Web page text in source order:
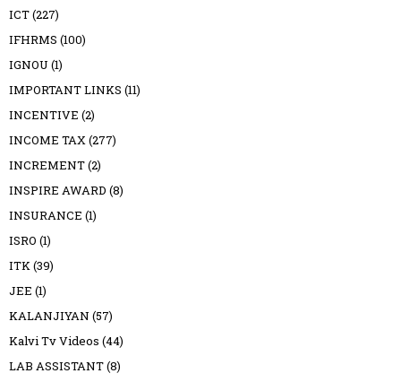
ICT(227)
IFHRMS (100)
IGNOU (1)
IMPORTANT LINKS (11)
INCENTIVE (2)
INCOME TAX(277)
INCREMENT(2)
INSPIRE AWARD (8)
INSURANCE (1)
ISRO (1)
ITK(39)
JEE (1)
KALANJIYAN (57)
Kalvi Tv Videos (44)
LAB ASSISTANT(8)